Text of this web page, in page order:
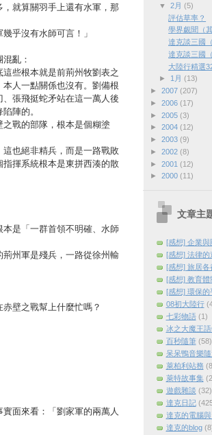
就算關羽手上還有水軍，那
乎沒有水師可言！」
亂：
些根本就是前荊州牧劉表之
人一點關係也沒有。劉備根
張飛挺蛇矛站在這一萬人後
陣的。
戰的部隊，根本是個糊塗
也絕非精兵，而是一路戰敗
揮系統根本是東拼西湊的散
是「一群首領不明確、水師
荊州軍是殘兵，一路從徐州輸
壁之戰幫上什麼忙嗎？
面來看：「劉家軍的兩萬人
▼ 2月 (5)
評估草率？
學界覷聞（其
達克談三國
達克談三國
大陸行精選
►
1月 (13)
► 2007 (207)
► 2006 (17)
► 2005 (3)
► 2004 (12)
► 2003 (9)
► 2002 (8)
► 2001 (12)
► 2000 (11)
文章主
[感想] 企業與
[感想] 法律的
[感想] 旅居各
[感想] 教育體
[感想] 環保的
08初大陸行
七彩物語 (1)
冰之大魔王
百秒隨筆 (58)
呆呆鴨音樂隨
萊柏利站務
萊特故事集
遊戲雜談 (32)
達克日記
達克的電腦
達克的blog